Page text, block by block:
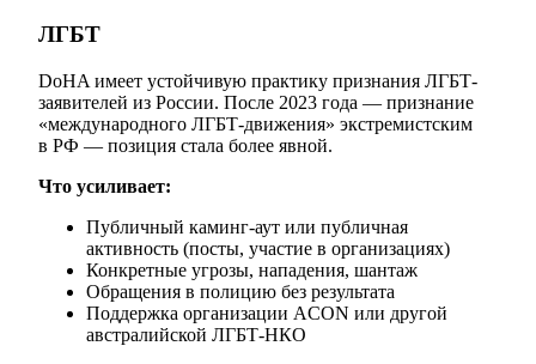
ЛГБТ
DoHA имеет устойчивую практику признания ЛГБТ-
заявителей из России. После 2023 года — признание
«международного ЛГБТ-движения» экстремистским
в РФ — позиция стала более явной.
Что усиливает:
Публичный каминг-аут или публичная
активность (посты, участие в организациях)
Конкретные угрозы, нападения, шантаж
Обращения в полицию без результата
Поддержка организации ACON или другой
австралийской ЛГБТ-НКО